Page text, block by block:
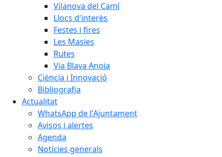
Vilanova del Camí
Llocs d'interès
Festes i fires
Les Masies
Rutes
Via Blava Anoia
Ciència i Innovació
Bibliografia
Actualitat
WhatsApp de l'Ajuntament
Avisos i alertes
Agenda
Notícies generals